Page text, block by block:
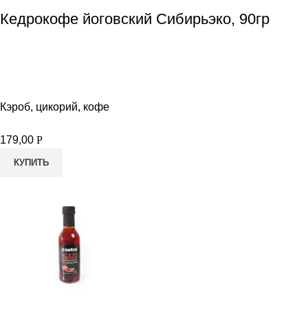
Кедрокофе йоговский Сибирьэко, 90гр
Кэроб, цикорий, кофе
179,00 Р
КУПИТЬ